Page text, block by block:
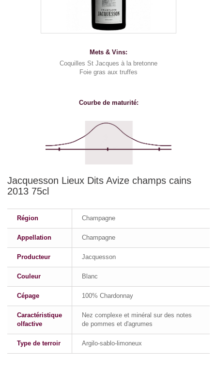
Mets & Vins:
Coquilles St Jacques à la bretonne
Foie gras aux truffes
Courbe de maturité:
Jacquesson Lieux Dits Avize champs cains
2013 75cl
Région Champagne
Appellation Champagne
Producteur Jacquesson
Couleur Blanc
Cépage 100% Chardonnay
Caractéristique
olfactive
Nez complexe et minéral sur des notes
de pommes et d'agrumes
Type de terroir Argilo-sablo-limoneux